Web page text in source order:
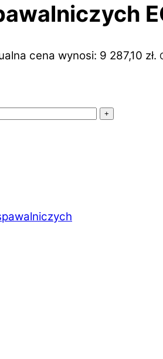
cena wynosi: 9 287,10 zł.
+